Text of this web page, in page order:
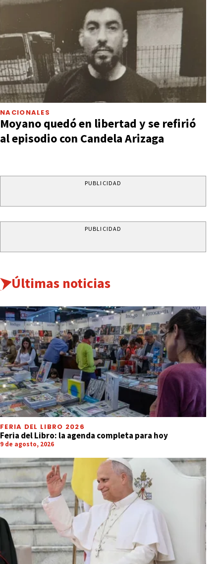
NACIONALES
Moyano quedó en libertad y se refirió
al episodio con Candela Arizaga
PUBLICIDAD
PUBLICIDAD
Últimas noticias
FERIA DEL LIBRO 2026
Feria del Libro: la agenda completa para hoy
9 de agosto, 2026